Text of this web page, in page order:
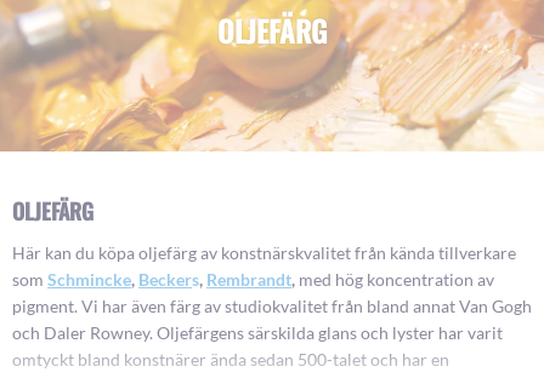
OLJEFÄRG
OLJEFÄRG
Här kan du köpa oljefärg av konstnärskvalitet från kända tillverkare
som Schmincke, Beckers, Rembrandt, med hög koncentration av
pigment. Vi har även färg av studiokvalitet från bland annat Van Gogh
och Daler Rowney. Oljefärgens särskilda glans och lyster har varit
omtyckt bland konstnärer ända sedan 500-talet och har en